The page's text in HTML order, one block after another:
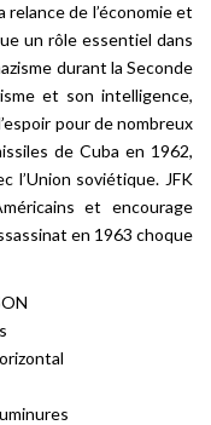
relance de l’économie et
un rôle essentiel dans
durant la Seconde
et son intelligence,
pour de nombreux
de Cuba en 1962,
l’Union soviétique. JFK
et encourage
en 1963 choque